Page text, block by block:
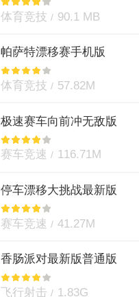
体育竞技 90.1 MB
帕萨特漂移赛手机版
体育竞技 57.82M
极速赛车向前冲无敌版
赛车竞速 116.71M
停车漂移大挑战最新版
赛车竞速 41.27M
香肠派对最新版普通版
飞行射击 1.83G